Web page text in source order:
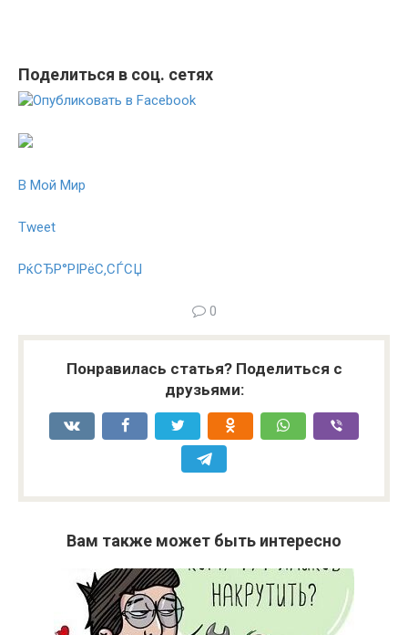
Поделиться в соц. сетях
В Мой Мир
Tweet
РќСЂР°РІРёС‚СЃСЏ
0
Понравилась статья? Поделиться с
друзьями:
Вам также может быть интересно